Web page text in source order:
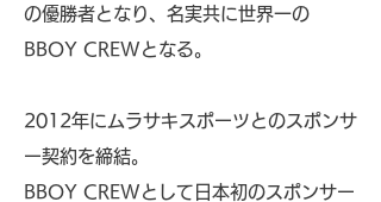
の優勝者となり、名実共に世界一の
BBOY CREWとなる。
2012年にムラサキスポーツとのスポンサ
ー契約を締結。
BBOY CREWとして日本初のスポンサー